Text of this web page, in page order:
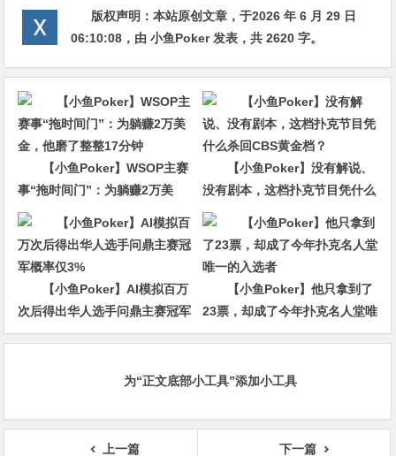
版权声明：本站原创文章，于2026 年 6 月 29 日
06:10:08 ，由小鱼Poker发表，共 2620 字。
【小鱼Poker】WSOP主赛
事“拖时间门”：为躺赚2万美
金，他磨了整整17分钟
【小鱼Poker】没有解说、
没有剧本，这档扑克节目凭什么
杀回CBS黄金档？
【小鱼Poker】AI模拟百万
次后得出华人选手问鼎主赛冠军
概率仅3%
【小鱼Poker】他只拿到了
23票，却成了今年扑克名人堂唯
一的入选者
为“正文底部小工具”添加小工具
上一篇
下一篇